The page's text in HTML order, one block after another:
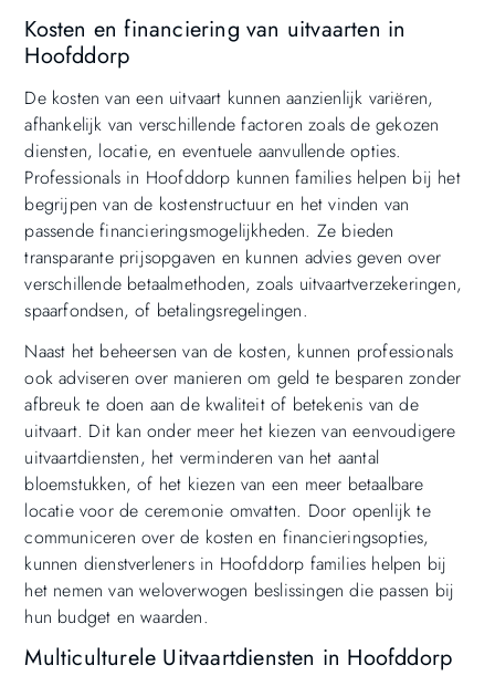
Kosten en financiering van uitvaarten in
Hoofddorp
De kosten van een uitvaart kunnen aanzienlijk variëren,
afhankelijk van verschillende factoren zoals de gekozen
diensten, locatie, en eventuele aanvullende opties.
Professionals in Hoofddorp kunnen families helpen bij het
begrijpen van de kostenstructuur en het vinden van
passende financieringsmogelijkheden. Ze bieden
transparante prijsopgaven en kunnen advies geven over
verschillende betaalmethoden, zoals uitvaartverzekeringen,
spaarfondsen, of betalingsregelingen.
Naast het beheersen van de kosten, kunnen professionals
ook adviseren over manieren om geld te besparen zonder
afbreuk te doen aan de kwaliteit of betekenis van de
uitvaart. Dit kan onder meer het kiezen van eenvoudigere
uitvaartdiensten, het verminderen van het aantal
bloemstukken, of het kiezen van een meer betaalbare
locatie voor de ceremonie omvatten. Door openlijk te
communiceren over de kosten en financieringsopties,
kunnen dienstverleners in Hoofddorp families helpen bij
het nemen van weloverwogen beslissingen die passen bij
hun budget en waarden.
Multiculturele Uitvaartdiensten in Hoofddorp